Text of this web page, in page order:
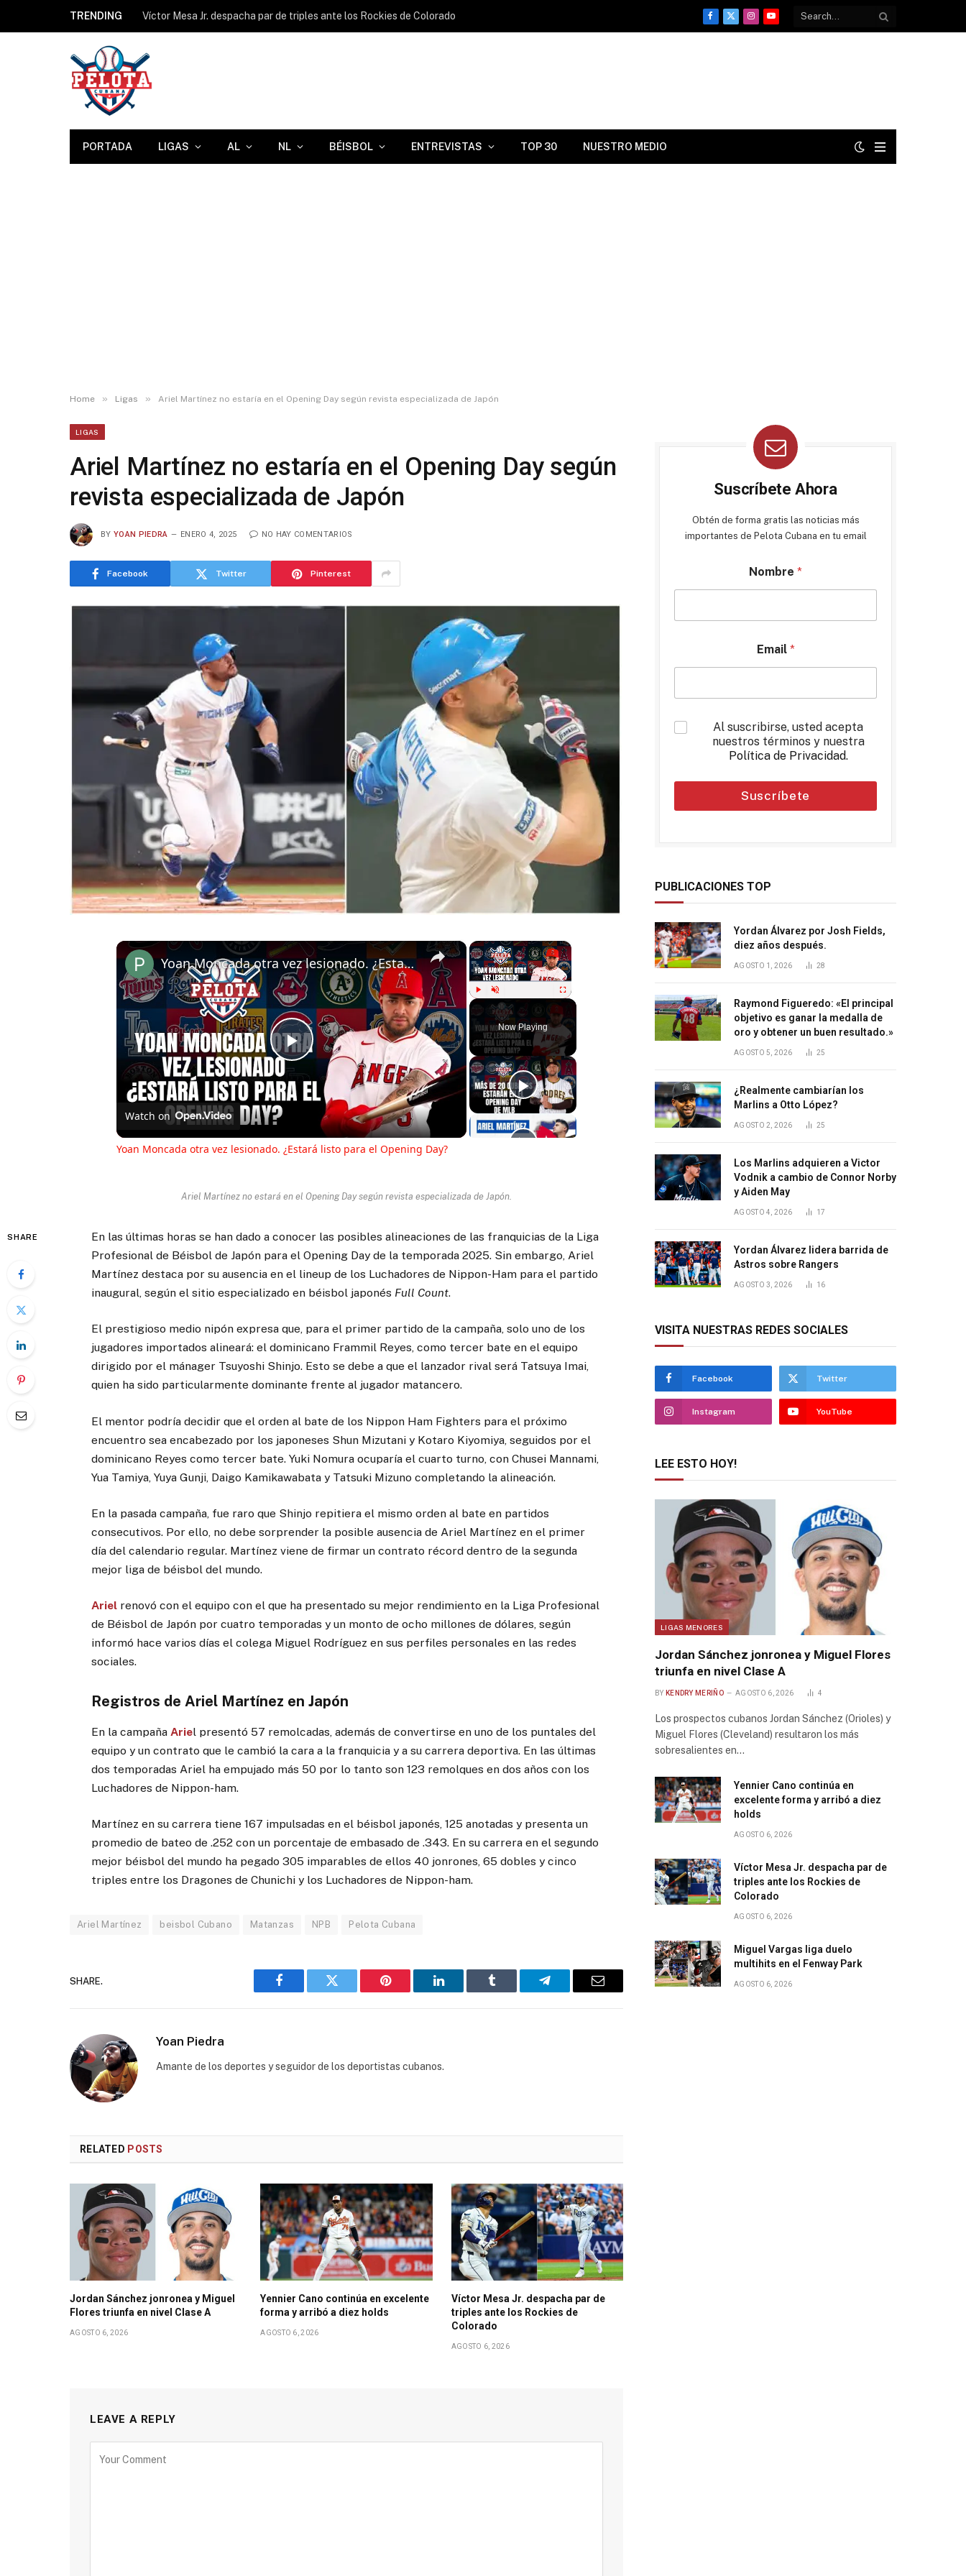
TRENDING Víctor Mesa Jr. despacha par de triples ante los Rockies de Colorado
Facebook
X
InstagramYouTube
PORTADA LIGAS AL NL BÉISBOL ENTREVISTAS TOP 30 NUESTRO MEDIO
Home » Ligas » Ariel Martínez no estaría en el Opening Day según revista especializada de Japón
LIGAS
Ariel Martínez no estaría en el Opening Day según
revista especializada de Japón
BY YOAN PIEDRA ENERO 4, 2025 NO HAY COMENTARIOS
Facebook Twitter Pinterest
×
Unmute Fullscreen
Now Playing
×
Play
Video
Yoan Moncada otra vez lesionado. ¿Estará listo para el Opening Day?
Watch on
Yoan Moncada otra vez lesionado. ¿Estará listo para el Opening Day?
Ariel Martínez no estará en el Opening Day según revista especializada de Japón.
SHARE
En las últimas horas se han dado a conocer las posibles alineaciones de las franquicias de la Liga
Profesional de Béisbol de Japón para el Opening Day de la temporada 2025. Sin embargo, Ariel
Martínez destaca por su ausencia en el lineup de los Luchadores de Nippon-Ham para el partido
inaugural, según el sitio especializado en béisbol japonés Full Count.
El prestigioso medio nipón expresa que, para el primer partido de la campaña, solo uno de los
jugadores importados alineará: el dominicano Frammil Reyes, como tercer bate en el equipo
dirigido por el mánager Tsuyoshi Shinjo. Esto se debe a que el lanzador rival será Tatsuya Imai,
quien ha sido particularmente dominante frente al jugador matancero.
El mentor podría decidir que el orden al bate de los Nippon Ham Fighters para el próximo
encuentro sea encabezado por los japoneses Shun Mizutani y Kotaro Kiyomiya, seguidos por el
dominicano Reyes como tercer bate. Yuki Nomura ocuparía el cuarto turno, con Chusei Mannami,
Yua Tamiya, Yuya Gunji, Daigo Kamikawabata y Tatsuki Mizuno completando la alineación.
En la pasada campaña, fue raro que Shinjo repitiera el mismo orden al bate en partidos
consecutivos. Por ello, no debe sorprender la posible ausencia de Ariel Martínez en el primer
día del calendario regular. Martínez viene de firmar un contrato récord dentro de la segunda
mejor liga de béisbol del mundo.
Ariel renovó con el equipo con el que ha presentado su mejor rendimiento en la Liga Profesional
de Béisbol de Japón por cuatro temporadas y un monto de ocho millones de dólares, según
informó hace varios días el colega Miguel Rodríguez en sus perfiles personales en las redes
sociales.
Registros de Ariel Martínez en Japón
En la campañaAriel presentó 57 remolcadas, además de convertirse en uno de los puntales del
equipo y un contrato que le cambió la cara a la franquicia y a su carrera deportiva. En las últimas
dos temporadas Ariel ha empujado más 50 por lo tanto son 123 remolques en dos años con los
Luchadores de Nippon-ham.
Martínez en su carrera tiene 167 impulsadas en el béisbol japonés, 125 anotadas y presenta un
promedio de bateo de .252 con un porcentaje de embasado de .343. En su carrera en el segundo
mejor béisbol del mundo ha pegado 305 imparables de ellos 40 jonrones, 65 dobles y cinco
triples entre los Dragones de Chunichi y los Luchadores de Nippon-ham.
Ariel Martínez beisbol Cubano Matanzas NPB Pelota Cubana
SHARE.
Facebook Twitter Pinterest LinkedIn Tumblr Telegram Email
Yoan Piedra
Amante de los deportes y seguidor de los deportistas cubanos.
RELATED POSTS
Jordan Sánchez jonronea y Miguel
Flores triunfa en nivel Clase A
AGOSTO 6, 2026
Yennier Cano continúa en excelente
forma y arribó a diez holds
AGOSTO 6, 2026
Víctor Mesa Jr. despacha par de
triples ante los Rockies de
Colorado
AGOSTO 6, 2026
LEAVE A REPLY
Suscríbete Ahora
Obtén de forma gratis las noticias más
importantes de Pelota Cubana en tu email
Nombre *
Email *
*
Al suscribirse, usted acepta
nuestros términos y nuestra
Política de Privacidad.
Suscríbete
PUBLICACIONES TOP
Yordan Álvarez por Josh Fields,
diez años después.
AGOSTO 1, 2026 28
Raymond Figueredo: «El principal
objetivo es ganar la medalla de
oro y obtener un buen resultado.»
AGOSTO 5, 2026 25
¿Realmente cambiarían los
Marlins a Otto López?
AGOSTO 2, 2026 25
Los Marlins adquieren a Victor
Vodnik a cambio de Connor Norby
y Aiden May
AGOSTO 4, 2026 17
Yordan Álvarez lidera barrida de
Astros sobre Rangers
AGOSTO 3, 2026 16
VISITA NUESTRAS REDES SOCIALES
Facebook Twitter
Instagram YouTube
LEE ESTO HOY!
LIGAS MENORES
Jordan Sánchez jonronea y Miguel Flores
triunfa en nivel Clase A
BY KENDRY MERIÑO AGOSTO 6, 2026 4
Los prospectos cubanos Jordan Sánchez (Orioles) y
Miguel Flores (Cleveland) resultaron los más
sobresalientes en…
Yennier Cano continúa en
excelente forma y arribó a diez
holds
AGOSTO 6, 2026
Víctor Mesa Jr. despacha par de
triples ante los Rockies de
Colorado
AGOSTO 6, 2026
Miguel Vargas liga duelo
multihits en el Fenway Park
AGOSTO 6, 2026